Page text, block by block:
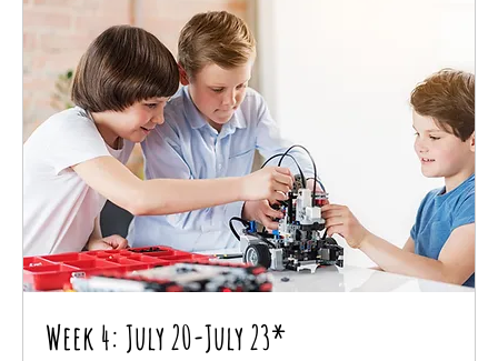
Week 4: July 20-July 23*